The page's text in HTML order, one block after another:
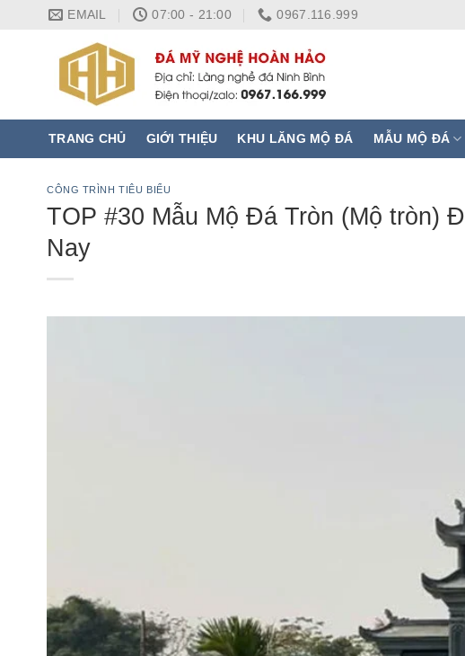
EMAIL 07:00 - 21:00 0967.116.999
TRANG CHỦ GIỚI THIỆU KHU LĂNG MỘ ĐÁ MẪU MỘ ĐÁ
CÔNG TRÌNH TIÊU BIỂU
TOP #30 Mẫu Mộ Đá Tròn (Mộ tròn)
Nay